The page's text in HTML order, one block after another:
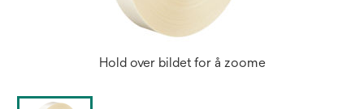
Hold over bildet for å zoome